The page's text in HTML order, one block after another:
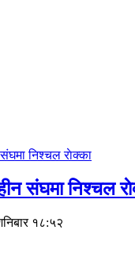
संघमा निश्चल
१८:५२